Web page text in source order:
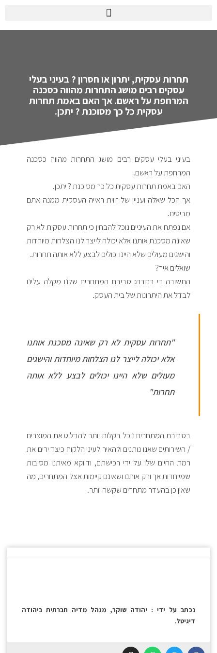
תחרות עסקית, יתרון או חסרון ? בעיני בעלי
עסקים רבים מושג התחרות מהווה כסכנה
המרחפת על ראשם. אך האם באמת תחרות
עסקית כל כך מסוכנת ? יתכן.
בעיני בעלי עסקים רבים מושג התחרות מהווה כסכנה
המרחפת על ראשם.
האם באמת תחרות עסקית כל כך מסוכנת ? יתכן.
אך הכל שאלה ועניין של זווית ראייה העסקית ממנה אתם
מביטים.
אם נפתח את העיניים נוכל להבחין כי תחרות עסקית לא רק
שאינה מסכנת אותנו אלא יכולה לייצר לנו הצלחות מיוחדות
והישגים מעולים שלא היינו יכולים לבצע ללא אותה תחרות.
שואלים איך?
התשובה די ברורה: סביבת המתחרים שלנו מקלה עלינו
לבדל את היתרונות של בית העסק.
"תחרות עסקית לא רק שאינה מסכנת אותנו
אלא יכולה לייצר לנו הצלחות מיוחדות והישגים
מעולים שלא היינו יכולים לבצע ללא אותה
תחרות"
בסביבת המתחרים נוכל בקלות יותר להבליט את המוצרים
/ השירותים שאנו נותנים ולהאיר לעיני הלקוח כיצד ירים את
רמת החיים שלו על ידי רכישתם, ודווקא מאיתנו מסיבות
שמייחדות אך ורק אותנו ושאינם קיימות אצל המתחרים, מה
שאין כן בהעדר מתחרים שקשה יותר.
נכתב על ידי : יהודה שוקר, מנהל מדיה חברתית ביהודה
דיגיטל.